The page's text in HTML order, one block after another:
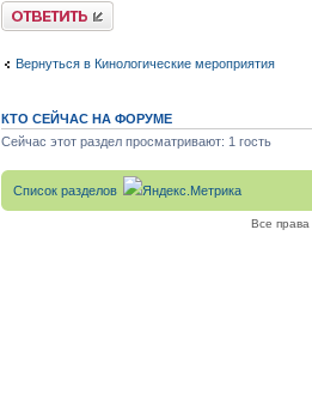
Ответить
Вернуться в Кинологические мероприятия
КТО СЕЙЧАС НА ФОРУМЕ
Сейчас этот раздел просматривают: 1 гость
Список разделов
Все